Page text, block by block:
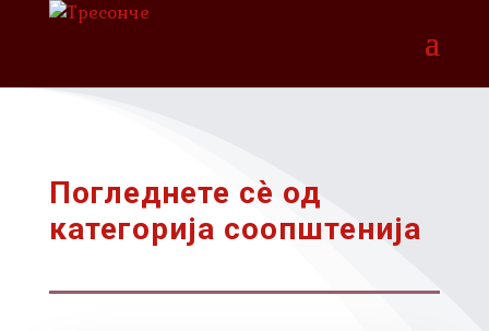
Погледнете сѐ од
категорија соопштенија